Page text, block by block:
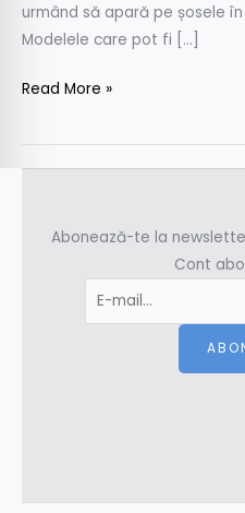
urmând să apară pe șosele
Modelele care pot fi […]
Read More »
Abonează-te la
Cont